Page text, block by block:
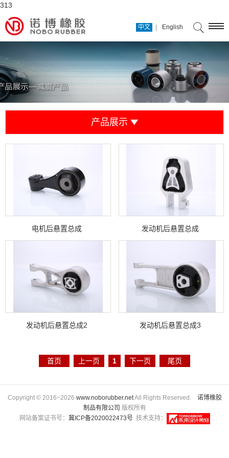
313
中文 English
产品展示
电机后悬置总成 发动机后悬置总成
发动机后悬置总成2 发动机后悬置总成3
首页 上一页 1 下一页 尾页
Copyright © 2016~2026 www.noborubber.netAll Rights Reserved. 诺博橡胶
制品有限公司 版权所有
网站备案证书号： 冀ICP备2020022473号技术支持：